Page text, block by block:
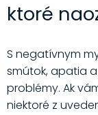
ktoré
S negatívnym
smútok, apatia
problémy. Ak
niektoré z